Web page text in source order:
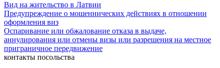
Вид на жительство в Латвии
Предупреждение о мошеннических действиях в отношении
оформления виз
Оспаривание или обжалование отказа в выдаче,
аннулирования или отмены визы или разрешения на местное
приграничное передвижение
контакты посольства